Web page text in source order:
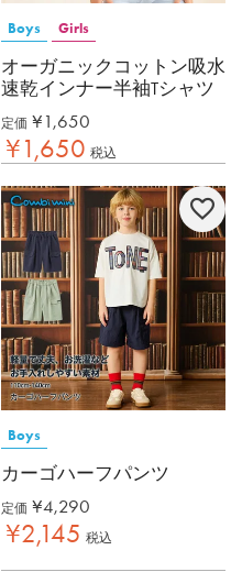
Boys Girls
オーガニックコットン吸水
速乾インナー半袖Tシャツ
定価 ¥ 1,650
¥1,650 税込
Boys
カーゴハーフパンツ
定価 ¥4,290
¥2,145 税込